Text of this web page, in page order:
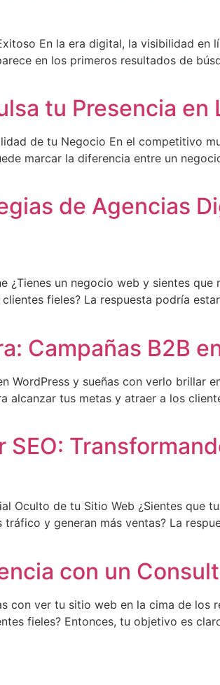
En la era digital, la visibilidad en
en los primeros resultados de
tu Presencia en
de tu Negocio En el competitivo
marcar la diferencia entre un
de Agencias
¿Tienes un negocio web y sientes
fieles? La respuesta podría
Campañas B2B
WordPress y sueñas con verlo brillar
alcanzar tus metas y atraer a los
Oculto de tu Sitio Web ¿Sientes que
y generan más ventas? La
con un
con ver tu sitio web en la cima de los
fieles? Entonces, tu objetivo es